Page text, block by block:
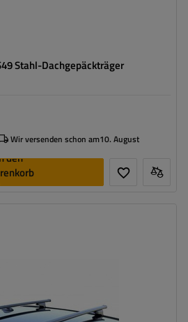
Stahl-Dachgepäckträger
Wir versenden schon am10. August
den